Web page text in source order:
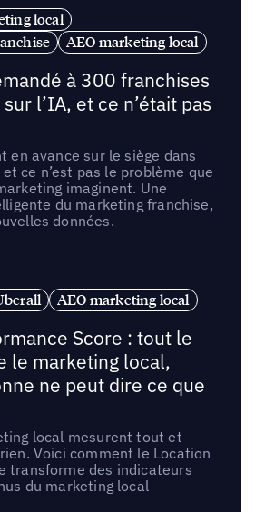
local
AEO marketing local
à 300 franchises
l’IA, et ce n’était pas
en avance sur le siège dans
et ce n’est pas le problème que
imaginent. Une
du marketing franchise,
données.
AEO marketing local
Score : tout le
le marketing local,
ne peut dire ce que
local mesurent tout et
Voici comment le Location
transforme des indicateurs
du marketing local